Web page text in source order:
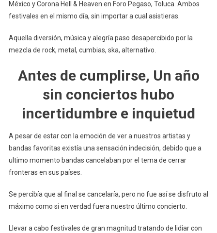
México y Corona Hell & Heaven en Foro Pegaso, Toluca. Ambos
festivales en el mismo día, sin importar a cual asistieras.
Aquella diversión, música y alegría paso desapercibido por la
mezcla de rock, metal, cumbias, ska, alternativo.
Antes de cumplirse, Un año
sin conciertos hubo
incertidumbre e inquietud
A pesar de estar con la emoción de ver a nuestros artistas y
bandas favoritas existía una sensación indecisión, debido que a
ultimo momento bandas cancelaban por el tema de cerrar
fronteras en sus países.
Se percibía que al final se cancelaría, pero no fue así se disfruto al
máximo como si en verdad fuera nuestro último concierto.
Llevar a cabo festivales de gran magnitud tratando de lidiar con